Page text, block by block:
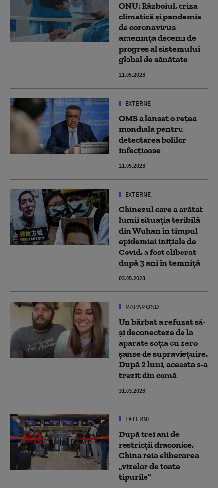
ONU: Războiul, criza
climatică şi pandemia
de coronavirus
ameninţă decenii de
progres al sistemului
global de sănătate
21.05.2023
EXTERNE
OMS a lansat o rețea
mondială pentru
detectarea bolilor
infecțioase
21.05.2023
EXTERNE
Chinezul care a arătat
lumii situația teribilă
din Wuhan în timpul
epidemiei inițiale de
Covid, a fost eliberat
după 3 ani în temniță
03.05.2023
MAPAMOND
Un bărbat a refuzat să-
și deconecteze de la
aparate soția cu zero
șanse de supraviețuire.
După 2 luni, aceasta s-a
trezit din comă
31.03.2023
EXTERNE
După trei ani de
restricții draconice,
China reia eliberarea
„vizelor de toate
tipurile”